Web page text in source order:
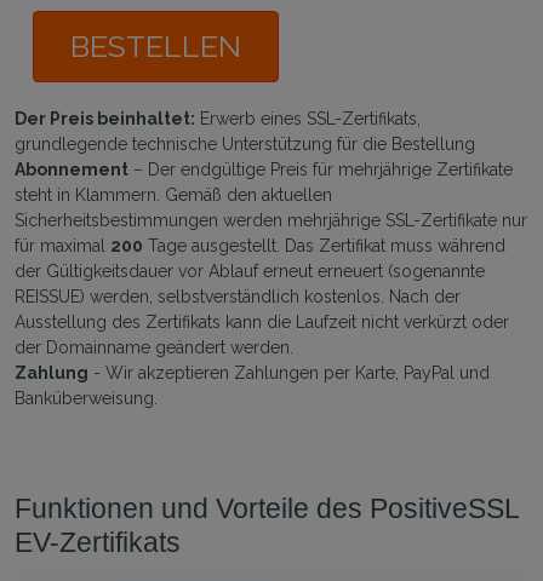
BESTELLEN
Der Preis beinhaltet: Erwerb eines SSL-Zertifikats,
grundlegende technische Unterstützung für die Bestellung
Abonnement – Der endgültige Preis für mehrjährige Zertifikate
steht in Klammern. Gemäß den aktuellen
Sicherheitsbestimmungen werden mehrjährige SSL-Zertifikate nur
für maximal 200 Tage ausgestellt. Das Zertifikat muss während
der Gültigkeitsdauer vor Ablauf erneut erneuert (sogenannte
REISSUE) werden, selbstverständlich kostenlos. Nach der
Ausstellung des Zertifikats kann die Laufzeit nicht verkürzt oder
der Domainname geändert werden.
Zahlung - Wir akzeptieren Zahlungen per Karte, PayPal und
Banküberweisung.
Funktionen und Vorteile des PositiveSSL
EV-Zertifikats